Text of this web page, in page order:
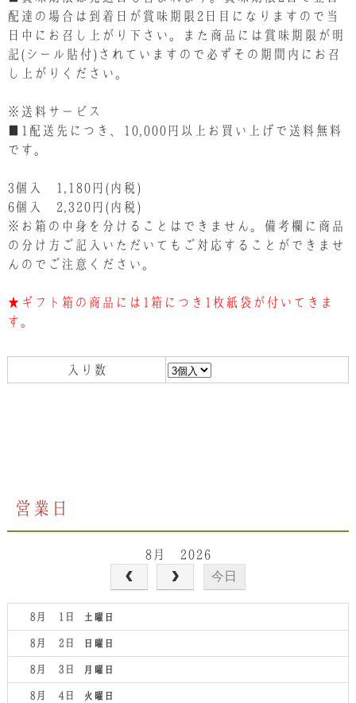
配達の場合は到着日が賞味期限2日目になりますので当
日中にお召し上がり下さい。また商品には賞味期限が明
記(シール貼付)されていますので必ずその期間内にお召
し上がりください。
※送料サービス
■1配送先につき、10,000円以上お買い上げで送料無料
です。
3個入 1,180円(内税)
6個入 2,320円(内税)
※お箱の中身を分けることはできません。備考欄に商品
の分け方ご記入いただいてもご対応することができませ
んのでご注意ください。
★ギフト箱の商品には1箱につき1枚紙袋が付いてきま
す。
入り数
営業日
8月 2026
今日
土曜日
8月 1
日曜日
8月 2
月曜日
8月 3
火曜日
8月 4